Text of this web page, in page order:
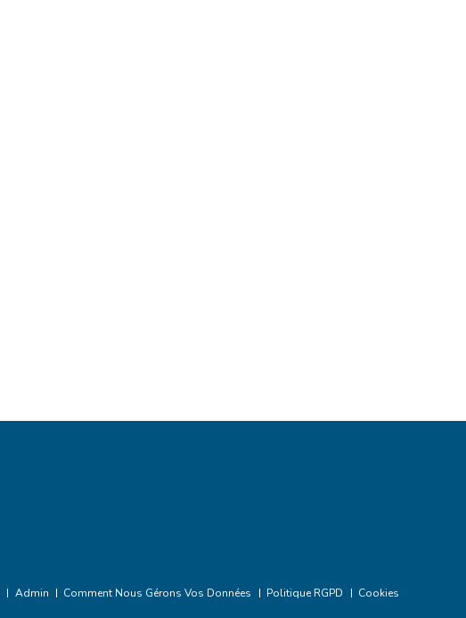
Admin Comment Nous Gérons Vos Données Politique RGPD Cookies